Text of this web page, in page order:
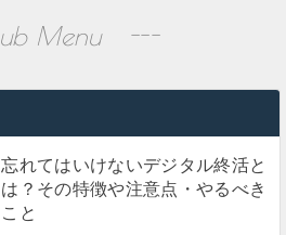
忘れてはいけないデジタル終活と
は？その特徴や注意点・やるべき
こと